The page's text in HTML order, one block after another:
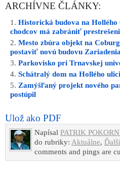
ARCHÍVNE ČLÁNKY:
Historická budova na
chodcov má zabrániť
Mesto zbúra objekt na
postaviť novú budovu
Parkovisko pri Trnavskej
Schátralý dom na Hollého
Zamýšľaný projekt nového
postúpil
Ulož ako PDF
Napísal PATRIK
do rubriky: Aktuálne,
comments and pings are